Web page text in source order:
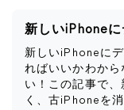
新しいiPhoneに
ればいいかわから
い！この記事で
く、古iPhoneを